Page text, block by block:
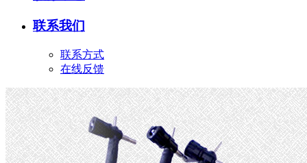
联系我们
联系方式
在线反馈